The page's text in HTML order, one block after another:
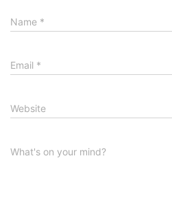
Name *
Email *
Website
What's on your mind?